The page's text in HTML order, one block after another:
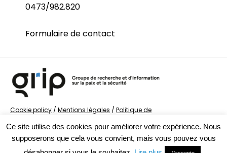
0473/982.820
Formulaire de contact
Cookie policy / Mentions légales / Politique de
la Sécurité
Ce site utilise des cookies pour améliorer votre expérience. Nous
supposerons que cela vous convient, mais vous pouvez vous